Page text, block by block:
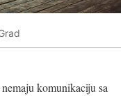
komunikaciju sa